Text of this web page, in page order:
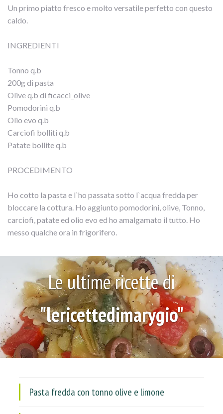
Un primo piatto fresco e molto versatile perfetto con questo
caldo.
INGREDIENTI
Tonno q.b
200g di pasta
Olive q.b di ficacci_olive
Pomodorini q.b
Olio evo q.b
Carciofi bolliti q.b
Patate bollite q.b
PROCEDIMENTO
Ho cotto la pasta e l`ho passata sotto l`acqua fredda per
bloccare la cottura. Ho aggiunto pomodorini, olive, Tonno,
carciofi, patate ed olio evo ed ho amalgamato il tutto. Ho
messo qualche ora in frigorifero.
Le ultime ricette di
"lericettedimarygio"
Pasta fredda con tonno olive e limone